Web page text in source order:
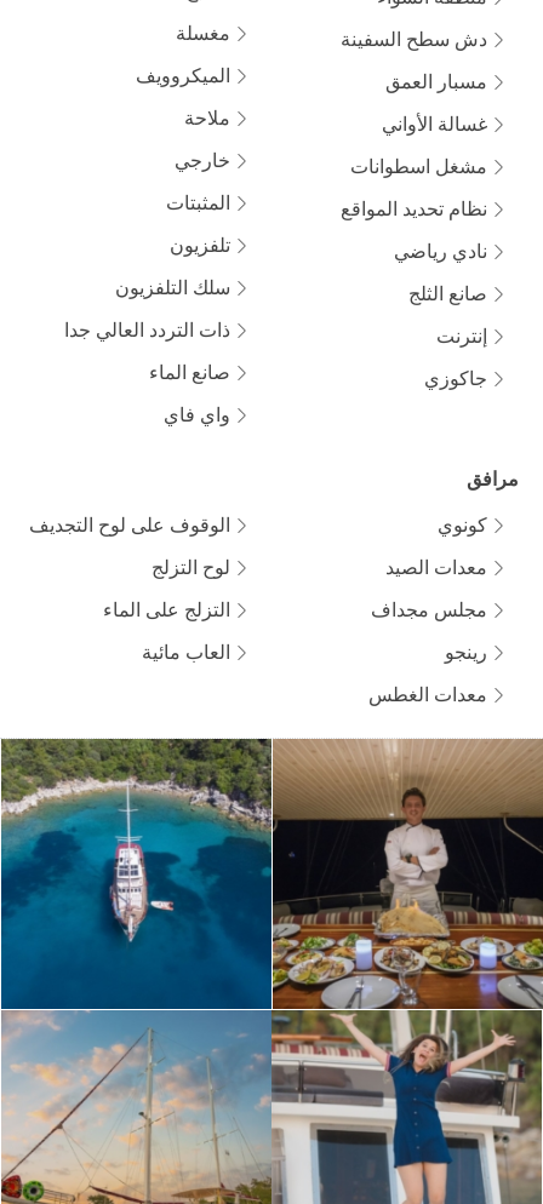
دش سطح السفينة
مسبار العمق
غسالة الأواني
مشغل اسطوانات
نظام تحديد المواقع
نادي رياضي
صانع الثلج
إنترنت
جاكوزي
مغسلة
الميكروويف
ملاحة
خارجي
المثبتات
تلفزيون
سلك التلفزيون
ذات التردد العالي جدا
صانع الماء
واي فاي
مرافق
كونوي
معدات الصيد
مجلس مجداف
رينجو
معدات الغطس
الوقوف على لوح التجديف
لوح التزلج
التزلج على الماء
العاب مائية